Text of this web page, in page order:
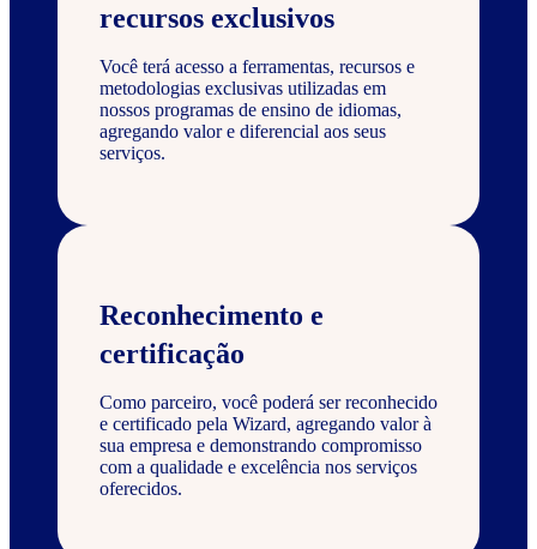
recursos exclusivos
Você terá acesso a ferramentas, recursos e
metodologias exclusivas utilizadas em
nossos programas de ensino de idiomas,
agregando valor e diferencial aos seus
serviços.
Reconhecimento e
certificação
Como parceiro, você poderá ser reconhecido
e certificado pela Wizard, agregando valor à
sua empresa e demonstrando compromisso
com a qualidade e excelência nos serviços
oferecidos.